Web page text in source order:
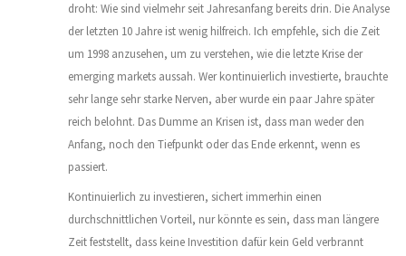
droht: Wie sind vielmehr seit Jahresanfang bereits drin. Die Analyse
der letzten 10 Jahre ist wenig hilfreich. Ich empfehle, sich die Zeit
um 1998 anzusehen, um zu verstehen, wie die letzte Krise der
emerging markets aussah. Wer kontinuierlich investierte, brauchte
sehr lange sehr starke Nerven, aber wurde ein paar Jahre später
reich belohnt. Das Dumme an Krisen ist, dass man weder den
Anfang, noch den Tiefpunkt oder das Ende erkennt, wenn es
passiert.
Kontinuierlich zu investieren, sichert immerhin einen
durchschnittlichen Vorteil, nur könnte es sein, dass man längere
Zeit feststellt, dass keine Investition dafür kein Geld verbrannt